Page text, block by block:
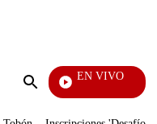
Enviar
EN VIVO